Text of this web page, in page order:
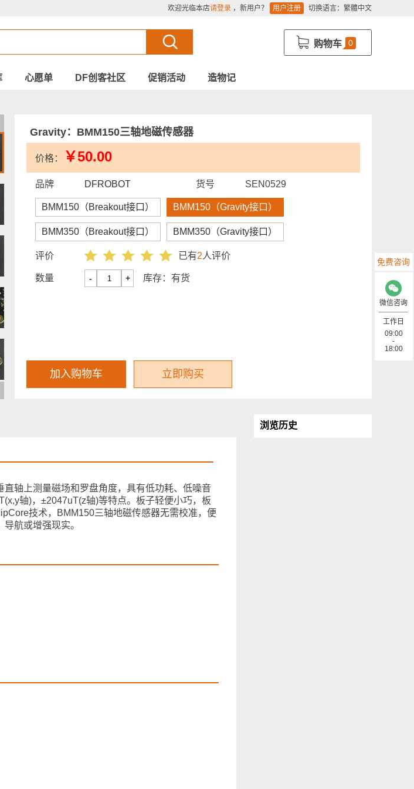
欢迎光临本店请登录 ，新用户？ 用户注册 切换语言： 繁體中文
购物车 0
心愿单 DF创客社区 促销活动 造物记
Gravity：BMM150三轴地磁传感器
价格： ￥50.00
品牌 DFROBOT 货号 SEN0529
BMM150（Breakout接口） BMM150（Gravity接口）
BMM350（Breakout接口） BMM350（Gravity接口）
评价 已有2人评价
数量 - + 库存： 有货
加入购物车 立即购买
轴上测量磁场和罗盘角度，具有低功耗、低噪音
轴)，±2047uT(z轴)等特点。板子轻便小巧，板
技术，BMM150三轴地磁传感器无需校准，便
航或增强现实。
浏览历史
免费咨询
微信咨询
工作日
09:00
-
18:00